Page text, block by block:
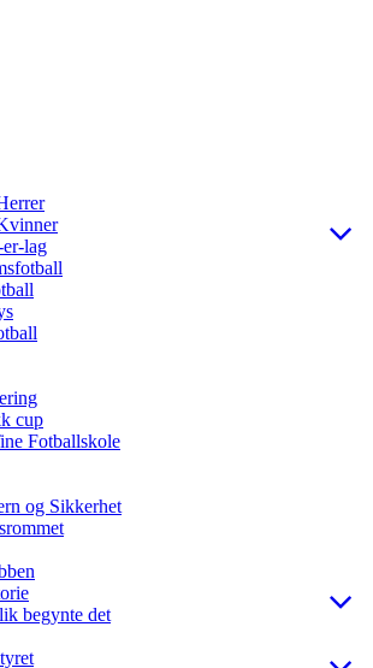
er-lag
cup
Fotballskole
og Sikkerhet
begynte det